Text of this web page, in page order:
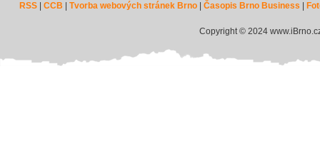
RSS |CCB |Tvorba webových stránek Brno |Časopis Brno Business
Copyright © 2024